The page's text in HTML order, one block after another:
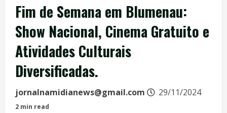
Fim de Semana em Blumenau:
Show Nacional, Cinema Gratuito e
Atividades Culturais
Diversificadas.
jornalnamidianews@gmail.com 29/11/2024
2 min read